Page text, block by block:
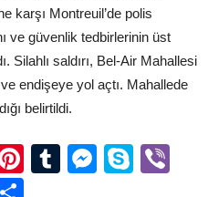
karşı Montreuil’de polis
ve güvenlik tedbirlerinin üst
Silahlı saldırı, Bel-Air Mahallesi
endişeye yol açtı. Mahallede
belirtildi.
Pinterest
Tumblr